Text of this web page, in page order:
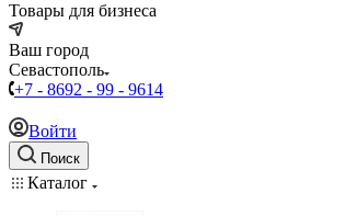
Товары для бизнеса
Ваш город
Севастополь
+7 - 8692 - 99 - 9614
Войти
Поиск
Каталог